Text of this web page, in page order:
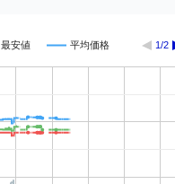
最安値 平均価格 1/2